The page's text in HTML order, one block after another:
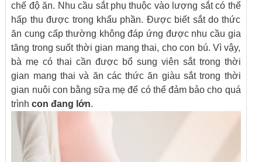
chế độ ăn. Nhu cầu sắt phụ thuộc vào lượng sắt có thể
hấp thu được trong khẩu phần. Được biết sắt do thức
ăn cung cấp thường không đáp ứng được nhu cầu gia
tăng trong suốt thời gian mang thai, cho con bú. Vì vậy,
bà mẹ có thai cần được bổ sung viên sắt trong thời
gian mang thai và ăn các thức ăn giàu sắt trong thời
gian nuôi con bằng sữa mẹ để có thể đảm bảo cho quá
trìnhcon đang lớn.